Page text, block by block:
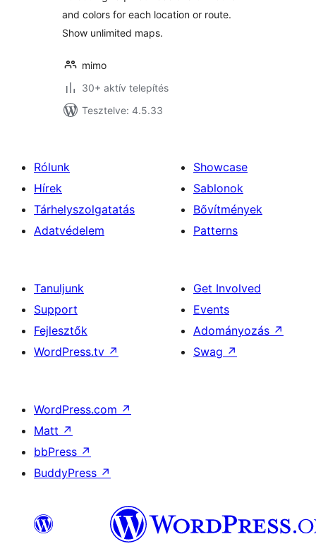
and colors for each location or route.
Show unlimited maps.
mimo
30+ aktív telepítés
Tesztelve: 4.5.33
Rólunk
Hírek
Tárhelyszolgatatás
Adatvédelem
Showcase
Sablonok
Bővítmények
Patterns
Tanuljunk
Support
Fejlesztők
WordPress.tv ↗
Get Involved
Events
Adományozás ↗
Swag ↗
WordPress.com ↗
Matt ↗
bbPress ↗
BuddyPress ↗